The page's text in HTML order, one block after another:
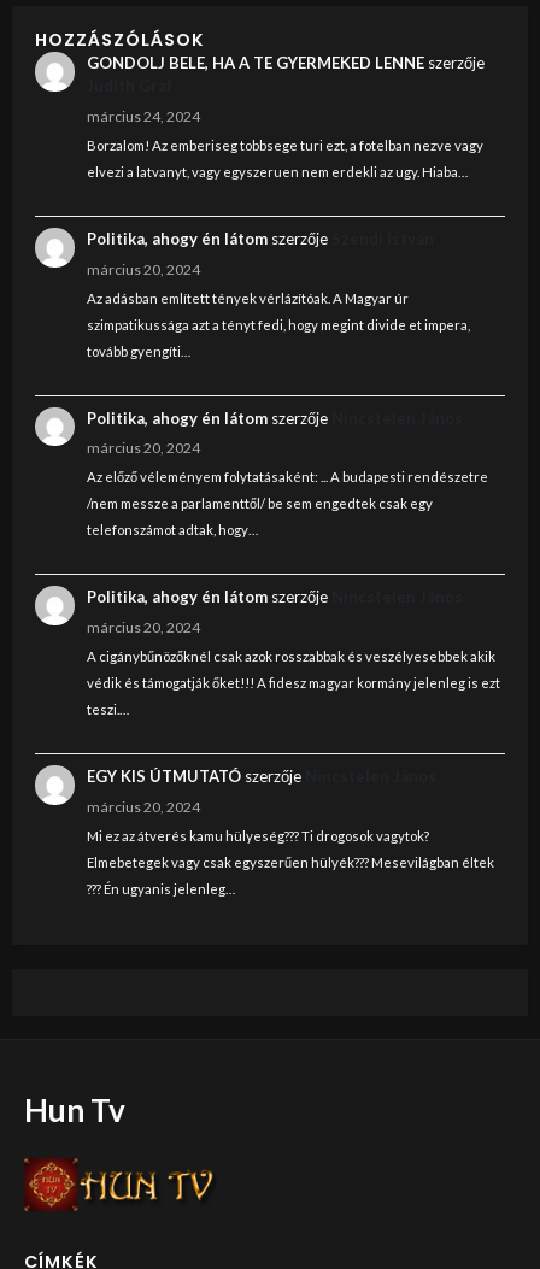
HOZZÁSZÓLÁSOK
GONDOLJ BELE, HA A TE GYERMEKED LENNEszerzője
március 24, 2024
Borzalom! Az emberiseg tobbsege turi ezt, a fotelban nezve vagy
elvezi a latvanyt, vagy egyszeruen nem erdekli az ugy. Hiaba…
Politika, ahogy én látomszerzője
március 20, 2024
Az adásban említett tények vérlázítóak. A Magyar úr
szimpatikussága azt a tényt fedi, hogy megint divide et impera,
tovább gyengíti…
Politika, ahogy én látomszerzője
március 20, 2024
Az előző véleményem folytatásaként: ... A budapesti rendészetre
/nem messze a parlamenttől/ be sem engedtek csak egy
telefonszámot adtak, hogy…
Politika, ahogy én látomszerzője
március 20, 2024
A cigánybűnözőknél csak azok rosszabbak és veszélyesebbek akik
védik és támogatják őket!!! A fidesz magyar kormány jelenleg is ezt
teszi.…
EGY KIS ÚTMUTATÓszerzője
március 20, 2024
Mi ez az átverés kamu hülyeség??? Ti drogosok vagytok?
Elmebetegek vagy csak egyszerűen hülyék??? Mesevilágban éltek
??? Én ugyanis jelenleg…
Hun Tv
CÍMKÉK